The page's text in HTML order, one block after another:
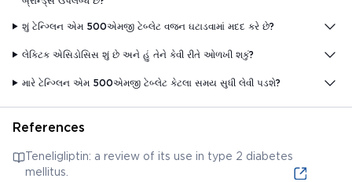
શું ટેન્ગ્લિન એમ 500એમજી ટેબ્લેટ વજન ઘટાડવામાં મદદ કરે છે?
લેક્ટિક એસિડોસિસ શું છે અને હું તેને કેવી રીતે ઓળખી શકું?
મારે ટેન્ગ્લિન એમ 500એમજી ટેબ્લેટ કેટલા સમય સુધી લેવી પડશે?
References
Teneligliptin: a review of its use in type 2 diabetes
mellitus.